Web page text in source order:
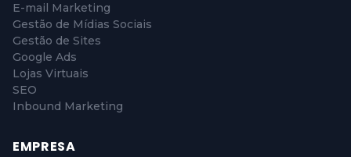
E-mail Marketing
Gestão de Mídias Sociais
Gestão de Sites
Google Ads
Lojas Virtuais
SEO
Inbound Marketing
EMPRESA